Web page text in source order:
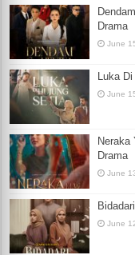
Drama
June
Luka
June
Neraka
Drama
June
June